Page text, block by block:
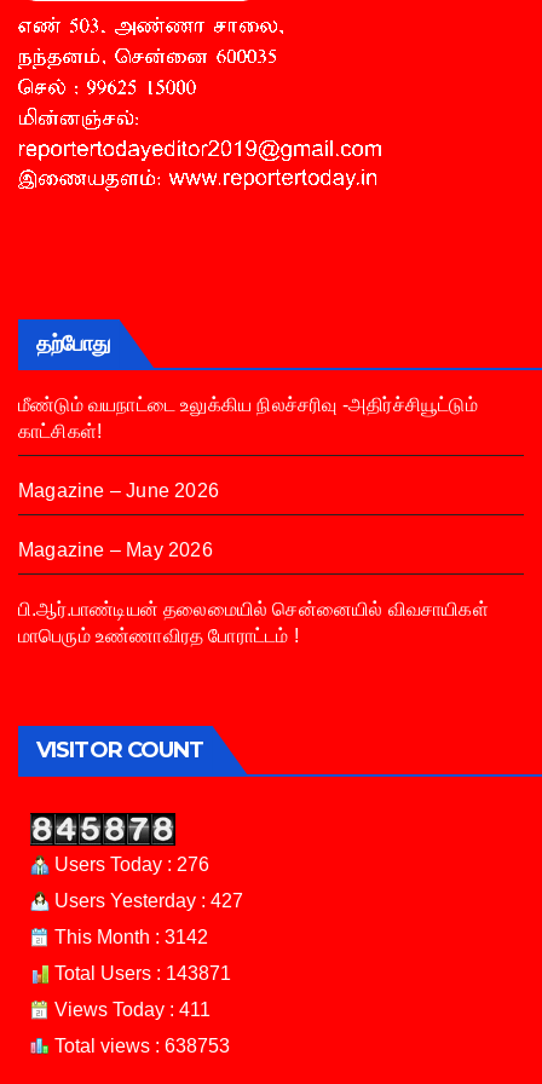
தற்போது
மீண்டும் வயநாட்டை உலுக்கிய நிலச்சரிவு -அதிர்ச்சியூட்டும்
காட்சிகள்!
Magazine – June 2026
Magazine – May 2026
பி.ஆர்.பாண்டியன் தலைமையில் சென்னையில் விவசாயிகள்
மாபெரும் உண்ணாவிரத போராட்டம் !
VISITOR COUNT
Users Today : 276
Users Yesterday : 427
This Month : 3142
Total Users : 143871
Views Today : 411
Total views : 638753